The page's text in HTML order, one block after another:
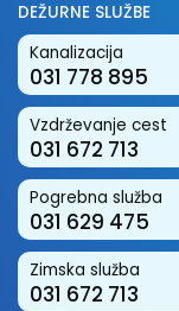
DEŽURNE SLUŽBE
Kanalizacija
031 778 895
Vzdrževanje cest
031 672 713
Pogrebna služba
031 629 475
Zimska služba
031 672 713